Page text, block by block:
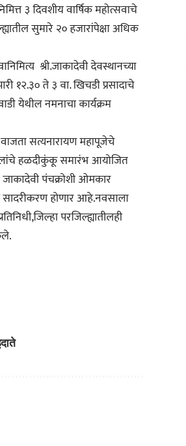
३ दिवशीय वार्षिक महोत्सवाचे
सुमारे २० हजारांपेक्षा अधिक
श्री.जाकादेवी देवस्थानच्या
१२.३० ते ३ वा. खिचडी प्रसादाचे
येथील नमनाचा कार्यक्रम
सत्यनारायण महापूजेचे
हळदीकुंकू समारंभ आयोजित
जाकादेवी पंचक्रोशी ओमकार
सादरीकरण होणार आहे.नवसाला
परजिल्ह्यातीलही